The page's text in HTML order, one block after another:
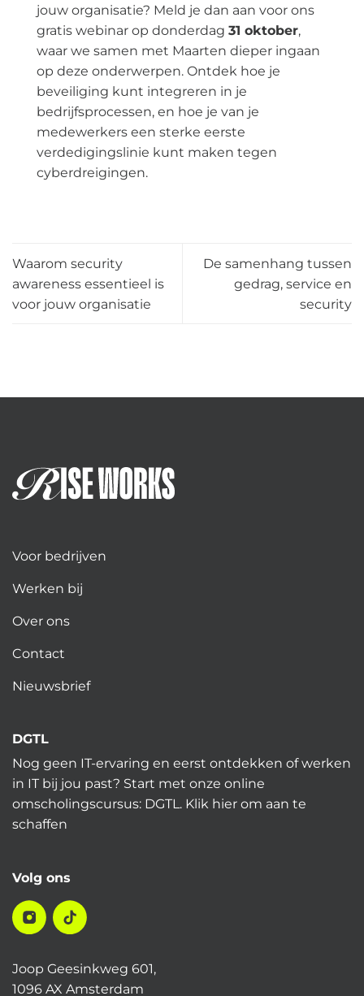
jouw organisatie? Meld je dan aan voor ons
gratis webinar op donderdag 31 oktober,
waar we samen met Maarten dieper ingaan
op deze onderwerpen. Ontdek hoe je
beveiliging kunt integreren in je
bedrijfsprocessen, en hoe je van je
medewerkers een sterke eerste
verdedigingslinie kunt maken tegen
cyberdreigingen.
Waarom security
awareness essentieel is
voor jouw organisatie
De samenhang tussen
gedrag, service en
security
Voor bedrijven
Werken bij
Over ons
Contact
Nieuwsbrief
DGTL
Nog geen IT-ervaring en eerst ontdekken of werken
in IT bij jou past? Start met onze online
omscholingscursus: DGTL. Klik hier om aan te
schaffen
Volg ons
Joop Geesinkweg 601,
1096 AX Amsterdam